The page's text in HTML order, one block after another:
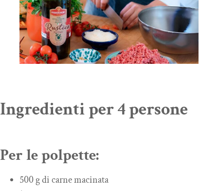
Ingredienti per 4 persone
Per le polpette:
500 g di carne macinata